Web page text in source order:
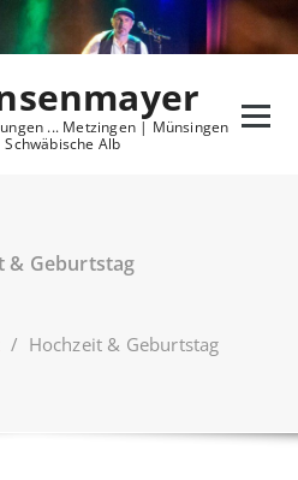
... Metzingen | Münsingen
Alb
& Geburtstag
/ Hochzeit & Geburtstag